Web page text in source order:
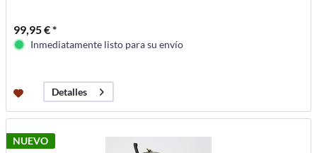
99,95 € *
Inmediatamente listo para su envío
Detalles
NUEVO